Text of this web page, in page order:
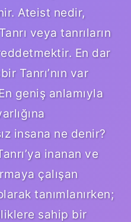
Ateist nedir,
veya tanrıların
En dar
Tanrı’nın var
geniş anlamıyla
insana ne denir?
inanan ve
çalışan
tanımlanırken;
sahip bir